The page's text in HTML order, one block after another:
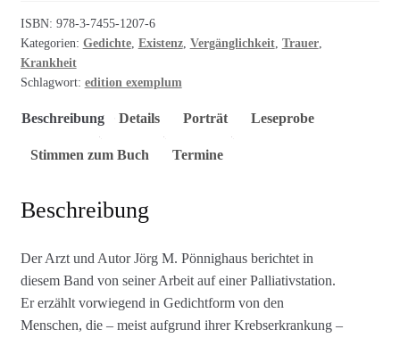
Leben
Menge
ISBN: 978-3-7455-1207-6
Kategorien: Gedichte, Existenz, Vergänglichkeit, Trauer,
Krankheit
Schlagwort: edition exemplum
Beschreibung Details Porträt Leseprobe
Stimmen zum Buch Termine
Beschreibung
Der Arzt und Autor Jörg M. Pönnighaus berichtet in
diesem Band von seiner Arbeit auf einer Palliativstation.
Er erzählt vorwiegend in Gedichtform von den
Menschen, die – meist aufgrund ihrer Krebserkrankung –